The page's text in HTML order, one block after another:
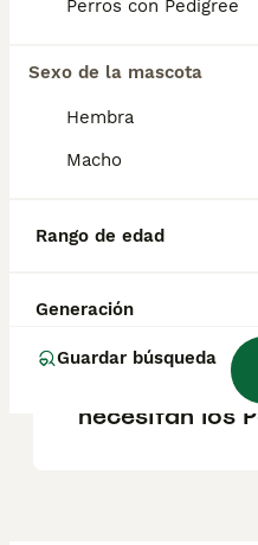
Perros con Pedigree
Sexo de la mascota
Hembra
Macho
Rango de edad
Generación
Guardar búsqueda
Caniche. Son perros
personas que buscan
¿Cuánto
¿Cómo son
¿Qué
necesitan los